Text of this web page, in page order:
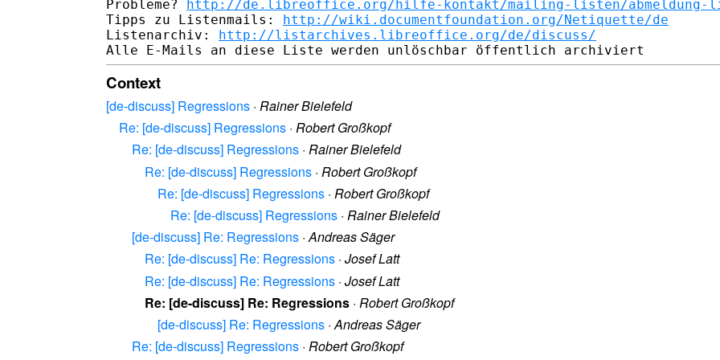
Probleme? http://de.libreoffice.org/hilfe-kontakt/mailing-listen/abmeldung-
Tipps zu Listenmails: http://wiki.documentfoundation.org/Netiquette/de
Listenarchiv: http://listarchives.libreoffice.org/de/discuss/
Context
[de-discuss] Regressions · Rainer Bielefeld
Re: [de-discuss] Regressions · Robert Großkopf
Re: [de-discuss] Regressions · Rainer Bielefeld
Re: [de-discuss] Regressions · Robert Großkopf
Re: [de-discuss] Regressions · Robert Großkopf
Re: [de-discuss] Regressions · Rainer Bielefeld
[de-discuss] Re: Regressions ·Andreas Säger
Re: [de-discuss] Re: Regressions · Josef Latt
Re: [de-discuss] Re: Regressions · Josef Latt
Re: [de-discuss] Re: Regressions · Robert Großkopf
[de-discuss] Re: Regressions ·Andreas Säger
Re: [de-discuss] Regressions · Robert Großkopf